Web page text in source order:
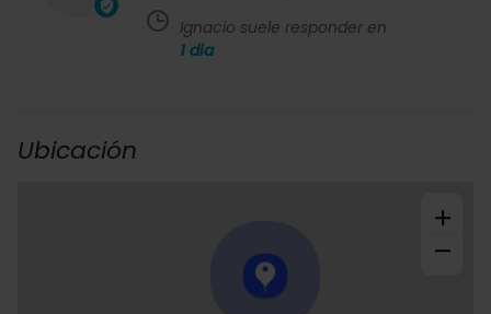
Ignacio suele responder en
1 dia
Ubicación
+
−